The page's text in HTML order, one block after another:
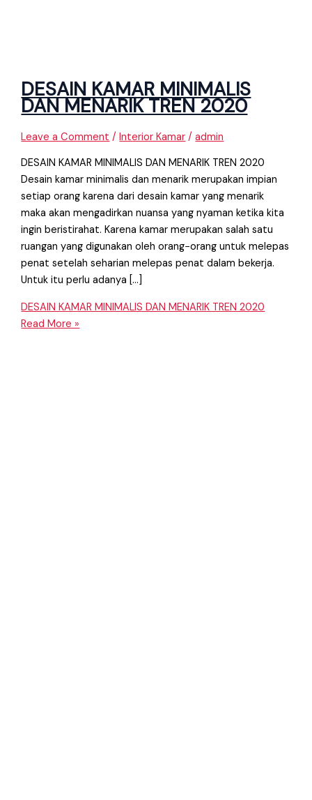
DESAIN KAMAR MINIMALIS
DAN MENARIK TREN 2020
Leave a Comment /Interior Kamar /admin
DESAIN KAMAR MINIMALIS DAN MENARIK TREN 2020
Desain kamar minimalis dan menarik merupakan impian
setiap orang karena dari desain kamar yang menarik
maka akan mengadirkan nuansa yang nyaman ketika kita
ingin beristirahat. Karena kamar merupakan salah satu
ruangan yang digunakan oleh orang−orang untuk melepas
penat setelah seharian melepas penat dalam bekerja.
Untuk itu perlu adanya […]
DESAIN KAMAR MINIMALIS DAN MENARIK TREN 2020
Read More »